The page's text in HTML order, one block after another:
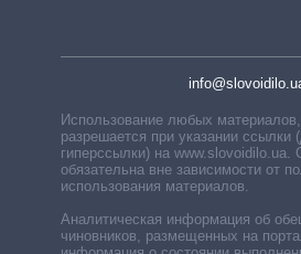
Использование любых
разрешается при указании ссылки
гиперссылки) на www.slovoidilo.ua.
обязательна вне зависимости от
использования материалов.
Аналитическая информация об
чиновников, размещенных на